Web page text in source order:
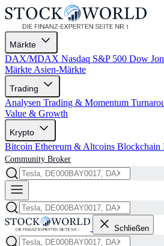
Märkte
DAX/MDAX Nasdaq S&P 500 Dow
Märkte Asien-Märkte
Trading
Analysen Trading & Momentum
Value & Growth
Krypto
Bitcoin Ethereum & Altcoins Blockchain
Community Broker
Schließen